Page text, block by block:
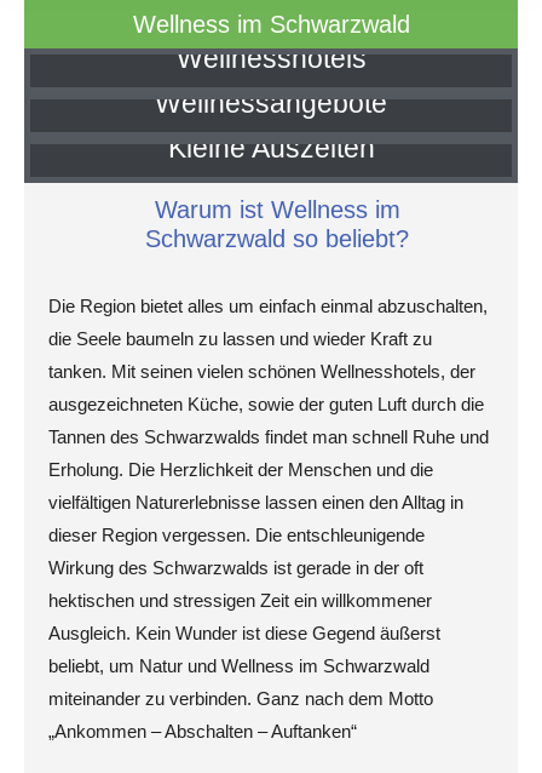
Wellness im Schwarzwald
Wellnesshotels
Hier klicken
Wellnessangebote
Hier klicken
Kleine Auszeiten
Hier klicken
Warum ist Wellness im
Schwarzwald so beliebt?
Die Region bietet alles um einfach einmal abzuschalten,
die Seele baumeln zu lassen und wieder Kraft zu
tanken. Mit seinen vielen schönen Wellnesshotels, der
ausgezeichneten Küche, sowie der guten Luft durch die
Tannen des Schwarzwalds findet man schnell Ruhe und
Erholung. Die Herzlichkeit der Menschen und die
vielfältigen Naturerlebnisse lassen einen den Alltag in
dieser Region vergessen. Die entschleunigende
Wirkung des Schwarzwalds ist gerade in der oft
hektischen und stressigen Zeit ein willkommener
Ausgleich. Kein Wunder ist diese Gegend äußerst
beliebt, um Natur und Wellness im Schwarzwald
miteinander zu verbinden. Ganz nach dem Motto
„Ankommen – Abschalten – Auftanken“